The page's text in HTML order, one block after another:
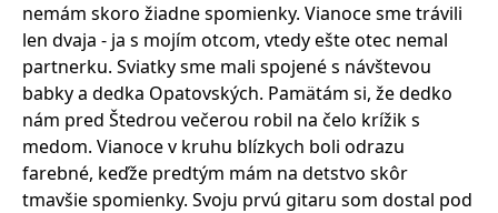
nemám skoro žiadne spomienky. Vianoce sme trávili
len dvaja - ja s mojím otcom, vtedy ešte otec nemal
partnerku. Sviatky sme mali spojené s návštevou
babky a dedka Opatovských. Pamätám si, že dedko
nám pred Štedrou večerou robil na čelo krížik s
medom. Vianoce v kruhu blízkych boli odrazu
farebné, keďže predtým mám na detstvo skôr
tmavšie spomienky. Svoju prvú gitaru som dostal pod